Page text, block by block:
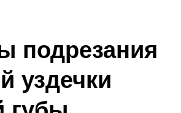
подрезания
уздечки